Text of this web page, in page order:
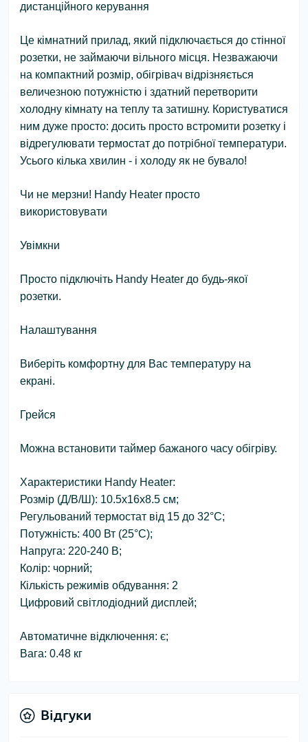
дистанційного керування
Це кімнатний прилад, який підключається до стінної
розетки, не займаючи вільного місця. Незважаючи
на компактний розмір, обігрівач відрізняється
величезною потужністю і здатний перетворити
холодну кімнату на теплу та затишну. Користуватися
ним дуже просто: досить просто встромити розетку і
відрегулювати термостат до потрібної температури.
Усього кілька хвилин - і холоду як не бувало!
Чи не мерзни! Handy Heater просто
використовувати
Увімкни
Просто підключіть Handy Heater до будь-якої
розетки.
Налаштування
Виберіть комфортну для Вас температуру на
екрані.
Грейся
Можна встановити таймер бажаного часу обігріву.
Характеристики Handy Heater:
Розмір (Д/В/Ш): 10.5x16x8.5 см;
Регульований термостат від 15 до 32°C;
Потужність: 400 Вт (25°C);
Напруга: 220-240 В;
Колір: чорний;
Кількість режимів обдування: 2
Цифровий світлодіодний дисплей;
Автоматичне відключення: є;
Вага: 0.48 кг
Відгуки